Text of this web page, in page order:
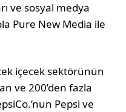
ve sosyal medya
Pure New Media ile
içecek sektörünün
ve 200’den fazla
Pepsi ve